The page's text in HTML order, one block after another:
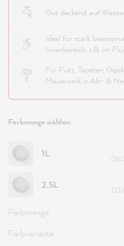
Gut deckend, auf
Ideal für stark
Innenbereich, z.B. im
Für Putz, Tapeten,
Mauerwerk in Alt- &
Farbmenge wählen:
1L
2.5L
Farbmenge
Farbvariante